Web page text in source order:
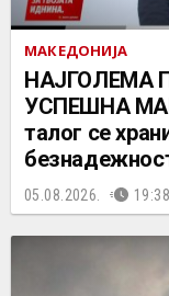
МАКЕДОНИЈА
НАЈГОЛЕМА
УСПЕШНА
талог се
05.08.2026. 19:38